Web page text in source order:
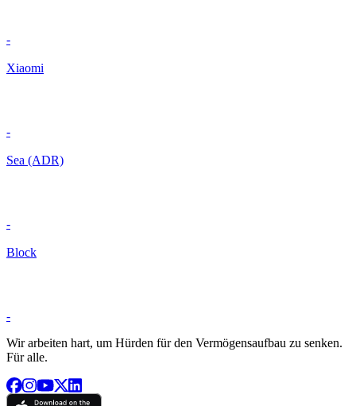
-
Xiaomi
-
Sea (ADR)
-
Block
-
Wir arbeiten hart, um Hürden für den Vermögensaufbau zu senken.
Für alle.